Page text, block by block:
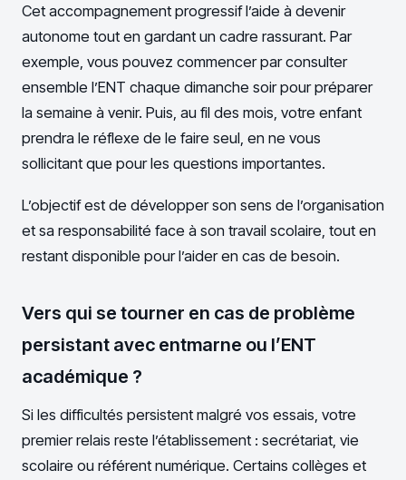
Cet accompagnement progressif l’aide à devenir
autonome tout en gardant un cadre rassurant. Par
exemple, vous pouvez commencer par consulter
ensemble l’ENT chaque dimanche soir pour préparer
la semaine à venir. Puis, au fil des mois, votre enfant
prendra le réflexe de le faire seul, en ne vous
sollicitant que pour les questions importantes.
L’objectif est de développer son sens de l’organisation
et sa responsabilité face à son travail scolaire, tout en
restant disponible pour l’aider en cas de besoin.
Vers qui se tourner en cas de problème
persistant avec entmarne ou l’ENT
académique ?
Si les difficultés persistent malgré vos essais, votre
premier relais reste l’établissement : secrétariat, vie
scolaire ou référent numérique. Certains collèges et